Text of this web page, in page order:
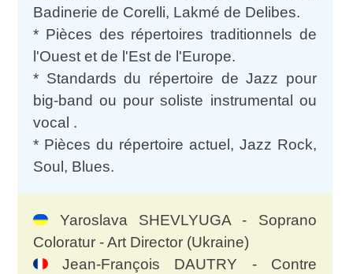
Badinerie de Corelli, Lakmé de Delibes.
* Pièces des répertoires traditionnels de
l'Ouest et de l'Est de l'Europe.
* Standards du répertoire de Jazz pour
big-band ou pour soliste instrumental ou
vocal .
* Pièces du répertoire actuel, Jazz Rock,
Soul, Blues.
Yaroslava SHEVLYUGA - Soprano
Coloratur - Art Director (Ukraine)
Jean-François DAUTRY - Contre